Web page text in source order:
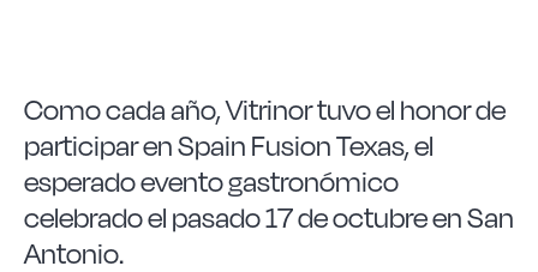
Las Noticias
Instrucciones de seguridad
Como cada año, Vitrinor tuvo el honor de
participar enSpain Fusion Texas, el
esperado evento gastronómico
celebrado el pasado 17 de octubre en San
Antonio.